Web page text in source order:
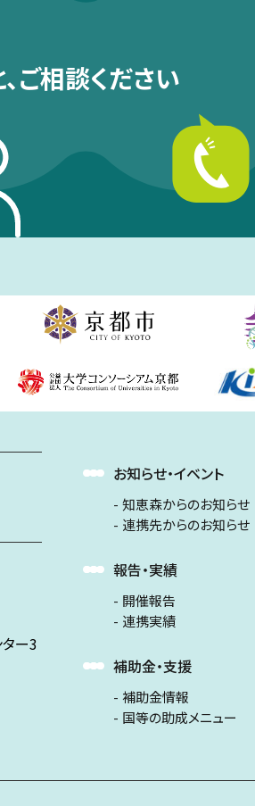
ご相談ください
ー3
お知らせ・イベント
知恵森からのお知らせ
連携先からのお知らせ
報告・実績
開催報告
連携実績
補助金・支援
補助金情報
国等の助成メニュー